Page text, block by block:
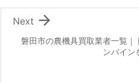
磐田市の農機具買取業者一覧｜
ンバイン

Next